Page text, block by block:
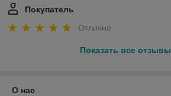
Покупатель
Отлично
Показать все отзывы
О нас